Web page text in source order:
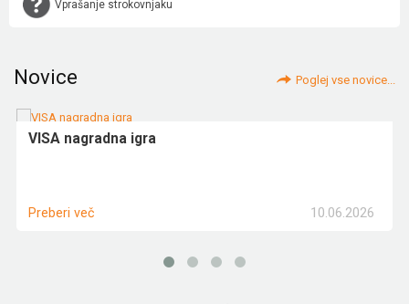
Vprašanje strokovnjaku
Novice Poglej vse novice...
VISA nagradna igra
10.06.2026
Preberi več